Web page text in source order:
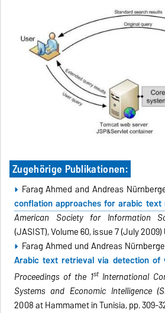
Zugehörige Publikationen:
Farag Ahmed and Andreas
conflation approaches for arabic text
American Society for Information
(JASIST), Volume 60, issue 7 (July 2009)
Farag Ahmed und Andreas
Arabic text retrieval via detection of
Proceedings of the 1stInternational
Systems and Economic Intelligence
2008 at Hammamet in Tunisia, pp. 309-